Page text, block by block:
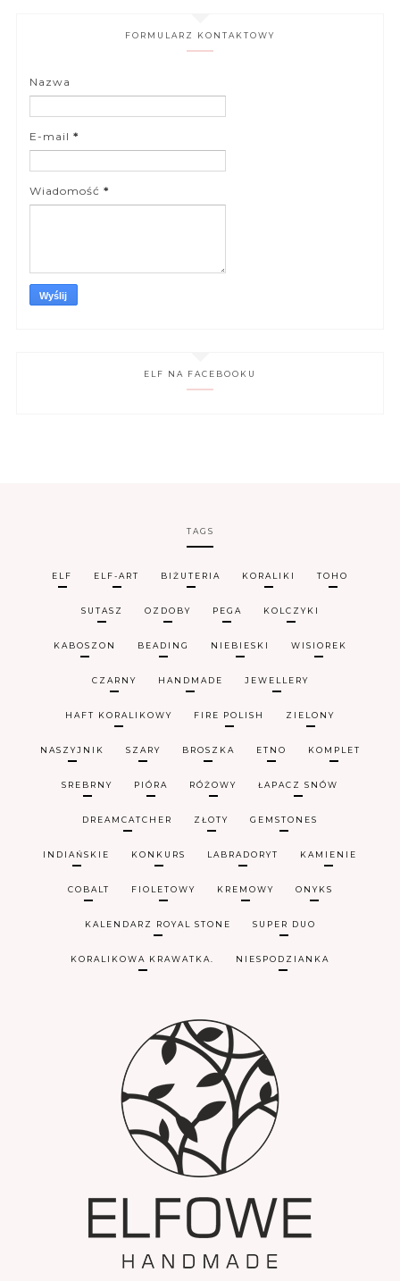
FORMULARZ KONTAKTOWY
Nazwa
E-mail *
Wiadomość *
ELF NA FACEBOOKU
TAGS
ELF ELF-ART BIŻUTERIA KORALIKI TOHO
SUTASZ OZDOBY PEGA KOLCZYKI
KABOSZON BEADING NIEBIESKI WISIOREK
CZARNY HANDMADE JEWELLERY
HAFT KORALIKOWY FIRE POLISH ZIELONY
NASZYJNIK SZARY BROSZKA ETNO KOMPLET
SREBRNY PIÓRA RÓŻOWY ŁAPACZ SNÓW
DREAMCATCHER ZŁOTY GEMSTONES
INDIAŃSKIE KONKURS LABRADORYT KAMIENIE
COBALT FIOLETOWY KREMOWY ONYKS
KALENDARZ ROYAL STONE SUPER DUO
KORALIKOWA KRAWATKA. NIESPODZIANKA